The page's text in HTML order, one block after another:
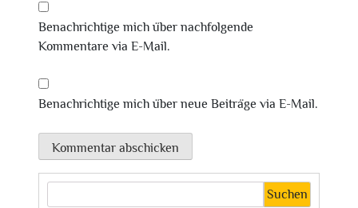
Benachrichtige mich über nachfolgende
Kommentare via E-Mail.
Benachrichtige mich über neue Beiträge via E-Mail.
Suchen